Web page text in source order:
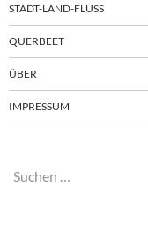
STADT-LAND-FLUSS
QUERBEET
ÜBER
IMPRESSUM
Suchen